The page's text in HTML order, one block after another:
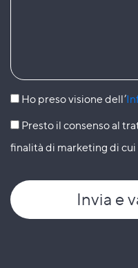
Ho preso visione dell’
Presto il consenso al
finalità di marketing di cui
Invia e